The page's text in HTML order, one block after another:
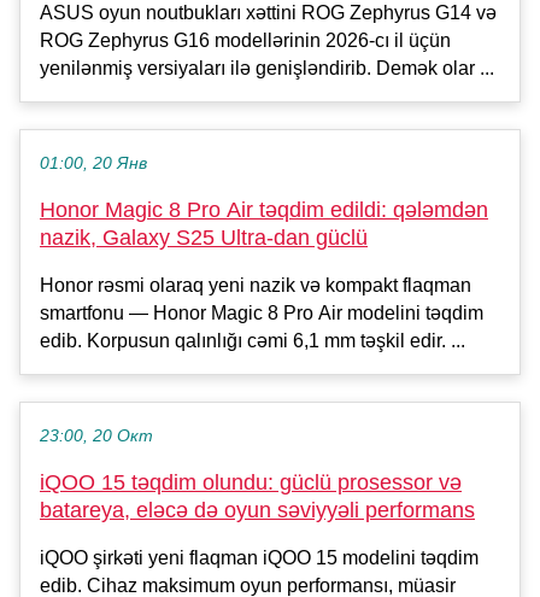
ASUS oyun noutbukları xəttini ROG Zephyrus G14 və
ROG Zephyrus G16 modellərinin 2026-cı il üçün
yenilənmiş versiyaları ilə genişləndirib. Demək olar ...
01:00, 20 Янв
Honor Magic 8 Pro Air təqdim edildi: qələmdən
nazik, Galaxy S25 Ultra-dan güclü
Honor rəsmi olaraq yeni nazik və kompakt flaqman
smartfonu — Honor Magic 8 Pro Air modelini təqdim
edib. Korpusun qalınlığı cəmi 6,1 mm təşkil edir. ...
23:00, 20 Окт
iQOO 15 təqdim olundu: güclü prosessor və
batareya, eləcə də oyun səviyyəli performans
iQOO şirkəti yeni flaqman iQOO 15 modelini təqdim
edib. Cihaz maksimum oyun performansı, müasir